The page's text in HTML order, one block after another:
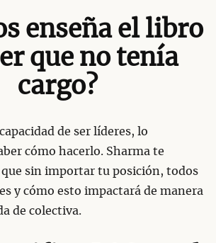
enseña el libro
que no tenía
cargo?
de ser líderes, lo
cómo hacerlo. Sharma te
que sin importar tu posición, todos
y cómo esto impactará de manera
de colectiva.